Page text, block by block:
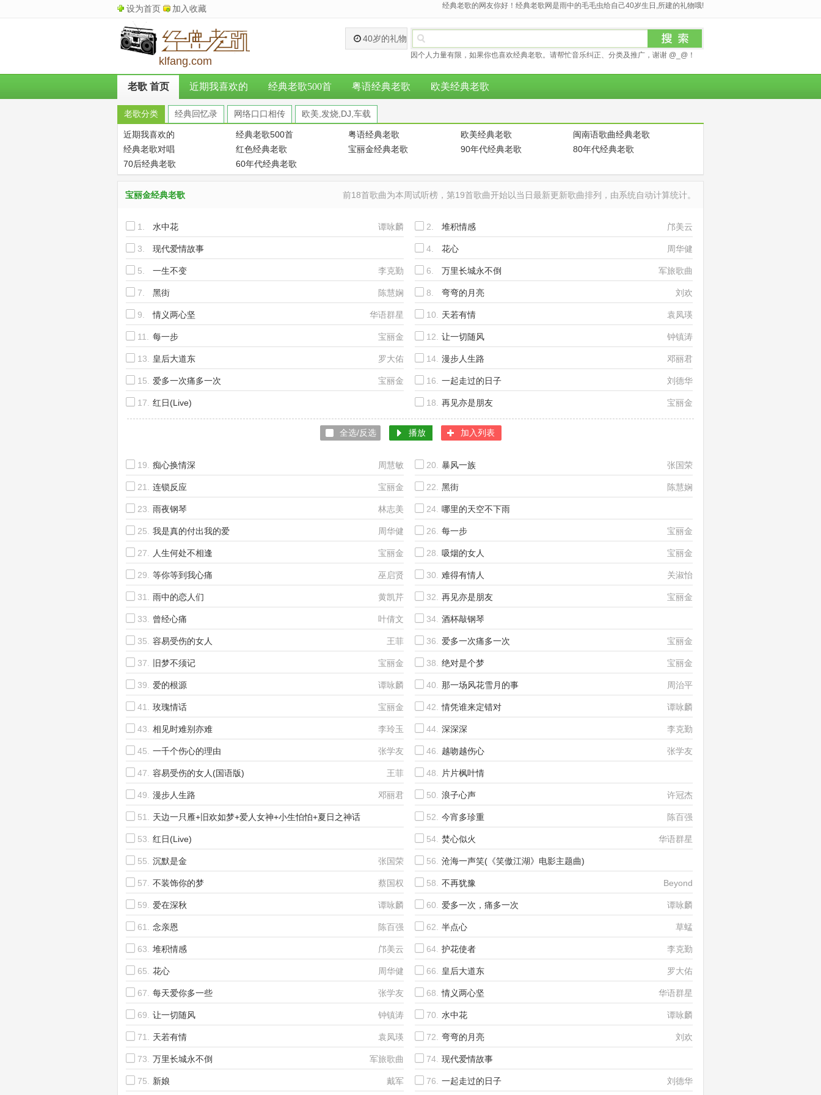
设为首页 加入收藏 经典老歌的网友你好！经典老歌网是雨中的毛毛虫给自己40岁生日,所建的礼物哦!
klfang.com
40岁的礼物
因个人力量有限，如果你也喜欢经典老歌。请帮忙音乐纠正、分类及推广，谢谢 @_@！
老歌 首页 近期我喜欢的 经典老歌500首 粤语经典老歌 欧美经典老歌
老歌分类 经典回忆录 网络口口相传 欧美,发烧,DJ,车载
近期我喜欢的 经典老歌500首 粤语经典老歌 欧美经典老歌
闽南语歌曲经典老歌
经典老歌对唱
红色经典老歌 宝丽金经典老歌 90年代经典老歌
80年代经典老歌
70后经典老歌
60年代经典老歌
前18首歌曲为本周试听榜，第19首歌曲开始以当日最新更新歌曲排列，由系统自动计算统计。
宝丽金经典老歌
1. 水中花 谭咏麟 2. 堆积情感 邝美云
3.
现代爱情故事
张智霖&许秋怡
4. 花心 周华健
5. 一生不变 李克勤 6. 万里长城永不倒 军旅歌曲
7. 黑街 陈慧娴 8. 弯弯的月亮 刘欢
9. 情义两心坚 华语群星 10. 天若有情 袁凤瑛
11. 每一步 宝丽金 12. 让一切随风 钟镇涛
13. 皇后大道东 罗大佑 14. 漫步人生路 邓丽君
15. 爱多一次痛多一次 宝丽金 16. 一起走过的日子 刘德华
17.
红日(Live)
李克勤&谭咏麟
18. 再见亦是朋友 宝丽金
全选/反选 播放 加入列表
19. 痴心换情深 周慧敏 20. 暴风一族 张国荣
21. 连锁反应 宝丽金 22. 黑街 陈慧娴
23. 雨夜钢琴 林志美 24. 哪里的天空不下雨
黄凯芹、梁雁翎
25. 我是真的付出我的爱 周华健 26. 每一步 宝丽金
27. 人生何处不相逢 宝丽金 28. 吸烟的女人 宝丽金
29. 等你等到我心痛 巫启贤 30. 难得有情人 关淑怡
31. 雨中的恋人们 黄凯芹 32. 再见亦是朋友 宝丽金
33. 曾经心痛 叶倩文 34. 酒杯敲钢琴
郑敬基、黄宝欣
35. 容易受伤的女人 王菲 36. 爱多一次痛多一次 宝丽金
37. 旧梦不须记 宝丽金 38. 绝对是个梦 宝丽金
39. 爱的根源 谭咏麟 40. 那一场风花雪月的事 周治平
41. 玫瑰情话 宝丽金 42. 情凭谁来定错对 谭咏麟
43. 相见时难别亦难 李玲玉 44. 深深深 李克勤
45. 一千个伤心的理由 张学友 46. 越吻越伤心 张学友
47. 容易受伤的女人(国语版) 王菲 48.
片片枫叶情
许秋怡&张智霖
49. 漫步人生路 邓丽君 50. 浪子心声 许冠杰
51. 天边一只雁+旧欢如梦+爱人女神+小生怕怕+夏日之神话
(Live)
52. 今宵多珍重 陈百强
53.
红日(Live)
李克勤&谭咏麟
54. 焚心似火 华语群星
55. 沉默是金 张国荣 56.
沧海一声笑(《笑傲江湖》电影主题曲)
黄霑&罗大佑&徐克
57. 不装饰你的梦 蔡国权 58. 不再犹豫 Beyond
59. 爱在深秋 谭咏麟 60. 爱多一次，痛多一次 谭咏麟
61. 念亲恩 陈百强 62. 半点心 草蜢
63. 堆积情感 邝美云 64. 护花使者 李克勤
65. 花心 周华健 66. 皇后大道东 罗大佑
67. 每天爱你多一些 张学友 68. 情义两心坚 华语群星
69. 让一切随风 钟镇涛 70. 水中花 谭咏麟
71. 天若有情 袁凤瑛 72. 弯弯的月亮 刘欢
73. 万里长城永不倒 军旅歌曲 74. 现代爱情故事
张智霖&许秋怡
75. 新娘 戴军 76. 一起走过的日子 刘德华